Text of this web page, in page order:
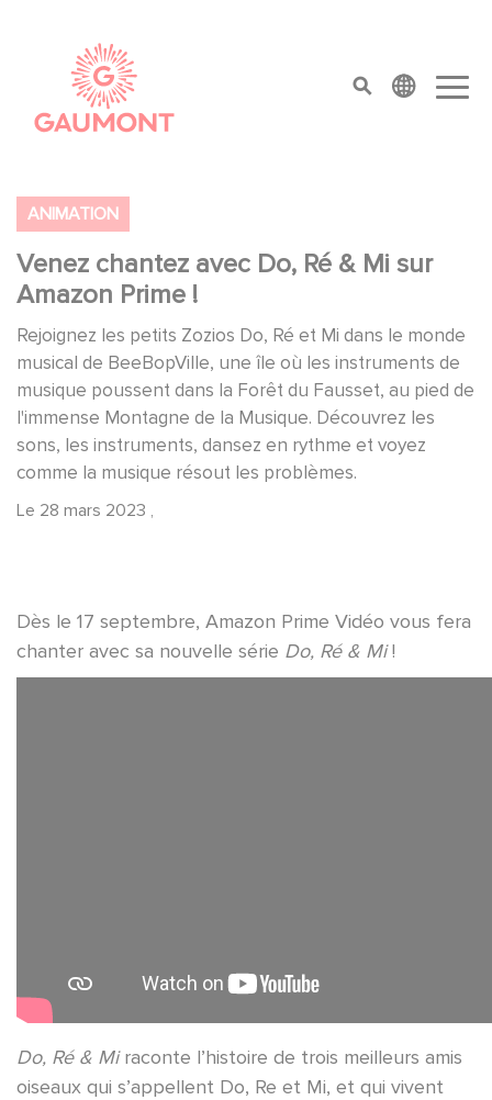
top menu
ANIMATION
Venez chantez avec Do, Ré & Mi sur
Amazon Prime !
Rejoignez les petits Zozios Do, Ré et Mi dans le monde
musical de BeeBopVille, une île où les instruments de
musique poussent dans la Forêt du Fausset, au pied de
l'immense Montagne de la Musique. Découvrez les
sons, les instruments, dansez en rythme et voyez
comme la musique résout les problèmes.
Le 28 mars 2023 ,
Dès le 17 septembre, Amazon Prime Vidéo vous fera
chanter avec sa nouvelle série Do, Ré & Mi!
Do, Ré & Miraconte l’histoire de trois meilleurs amis
oiseaux qui s’appellent Do, Re et Mi, et qui vivent